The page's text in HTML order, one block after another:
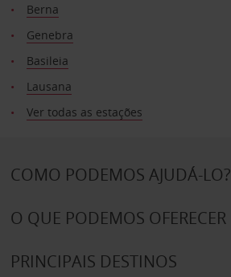
Berna
Genebra
Basileia
Lausana
Ver todas as estações
COMO PODEMOS AJUDÁ-LO?
O QUE PODEMOS OFERECER
PRINCIPAIS DESTINOS